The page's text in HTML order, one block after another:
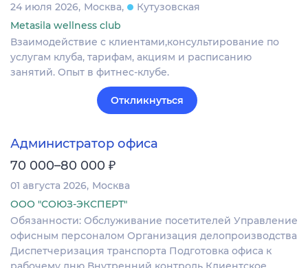
24 июля 2026 Москва
Кутузовская
Metasila wellness club
Взаимодействие с клиентами,консультирование по
услугам клуба, тарифам, акциям и расписанию
занятий. Опыт в фитнес-клубе.
Откликнуться
Администратор офиса
70 000–80 000 ₽
01 августа 2026 Москва
ООО "СОЮЗ-ЭКСПЕРТ"
Обязанности: Обслуживание посетителей Управление
офисным персоналом Организация делопроизводства
Диспетчеризация транспорта Подготовка офиса к